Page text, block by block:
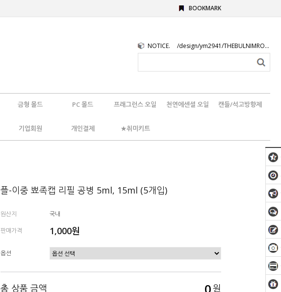
BOOKMARK
NOTICE. /design/ym2941/THEBULNIMROGO.png
금형 몰드 PC 몰드 프래그런스 오일 천연에센셜 오일 캔들/석고방향제
기업회원 개인결제 ★취미키트
플-이중 뾰족캡 리필 공병 5ml, 15ml (5개입)
원산지
국내
판매가격
1,000원
옵션
총 상품 금액 원